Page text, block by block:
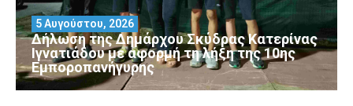
Δήλωση της Δημάρχου Σκύδρας Κατερίνας
Ιγνατιάδου με αφορμή τη λήξη της 10ης
Εμποροπανήγυρης
5 Αυγούστου, 2026